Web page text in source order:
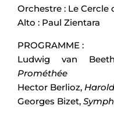
Orchestre : Le Cercle
Alto : Paul Zientara
PROGRAMME :
Ludwig van
Prométhée
Hector Berlioz,
Georges Bizet,